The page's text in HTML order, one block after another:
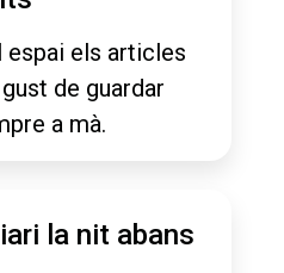
espai els articles
de guardar
a mà.
la nit abans